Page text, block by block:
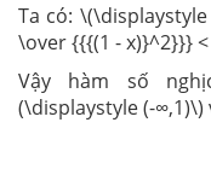
Ta có:
\over {{{(1 - x)}^2}}}
Vậy hàm số
(\displaystyle (-∞,1)\)